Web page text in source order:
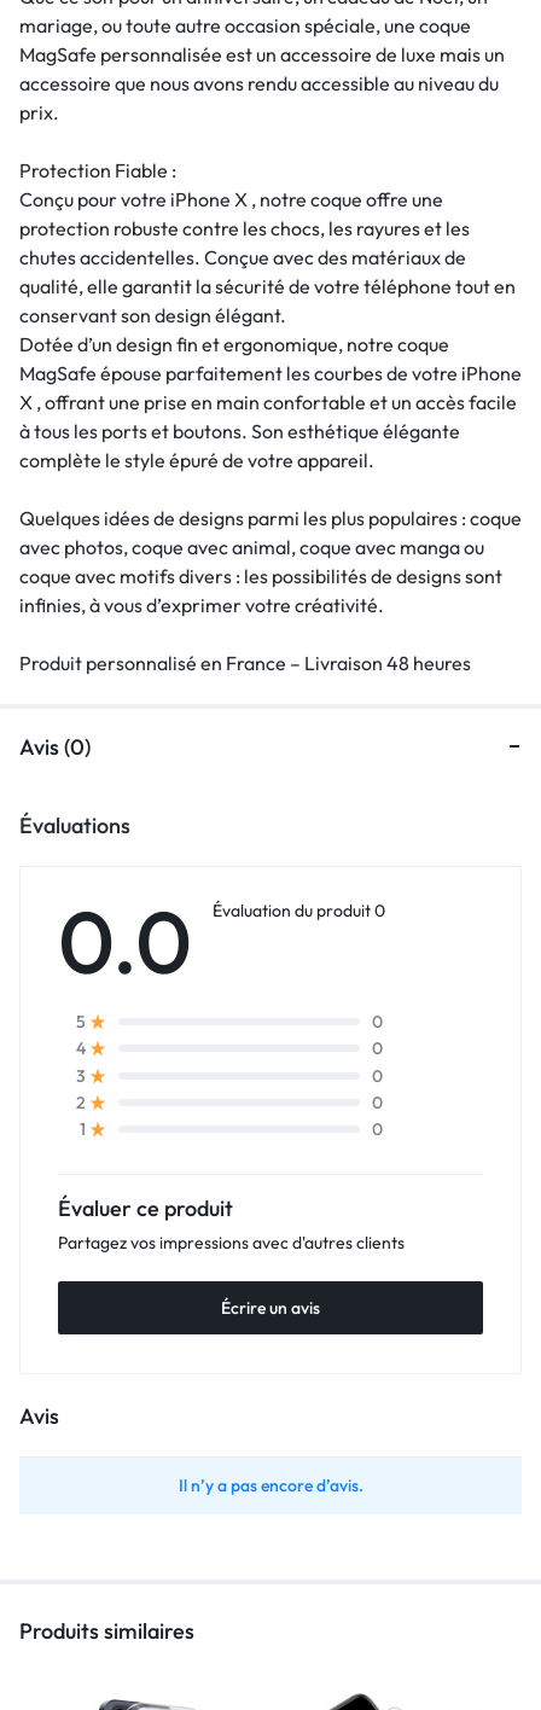
mariage, ou toute autre occasion spéciale, une coque
MagSafe personnalisée est un accessoire de luxe mais un
accessoire que nous avons rendu accessible au niveau du
prix.
Protection Fiable :
Conçu pour votre iPhone X , notre coque offre une
protection robuste contre les chocs, les rayures et les
chutes accidentelles. Conçue avec des matériaux de
qualité, elle garantit la sécurité de votre téléphone tout en
conservant son design élégant.
Dotée d’un design fin et ergonomique, notre coque
MagSafe épouse parfaitement les courbes de votre iPhone
X , offrant une prise en main confortable et un accès facile
à tous les ports et boutons. Son esthétique élégante
complète le style épuré de votre appareil.
Quelques idées de designs parmi les plus populaires : coque
avec photos, coque avec animal, coque avec manga ou
coque avec motifs divers : les possibilités de designs sont
infinies, à vous d’exprimer votre créativité.
Produit personnalisé en France – Livraison 48 heures
Avis (0)
Évaluations
0.0 Évaluation du produit 0
5
0
4
0
3
0
2
0
1
0
Évaluer ce produit
Partagez vos impressions avec d'autres clients
Écrire un avis
Avis
Il n’y a pas encore d’avis.
Produits similaires